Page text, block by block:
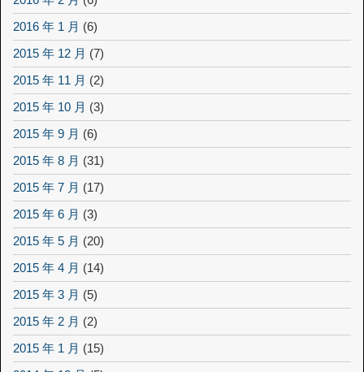
2016 年 1 月 (6)
2015 年 12 月 (7)
2015 年 11 月 (2)
2015 年 10 月 (3)
2015 年 9 月 (6)
2015 年 8 月 (31)
2015 年 7 月 (17)
2015 年 6 月 (3)
2015 年 5 月 (20)
2015 年 4 月 (14)
2015 年 3 月 (5)
2015 年 2 月 (2)
2015 年 1 月 (15)